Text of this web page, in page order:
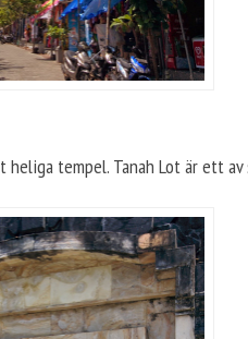
tempel. Tanah Lot är ett